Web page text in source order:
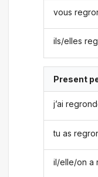
vous
ils/elles
Present
j’ai
tu as
il/elle/on a